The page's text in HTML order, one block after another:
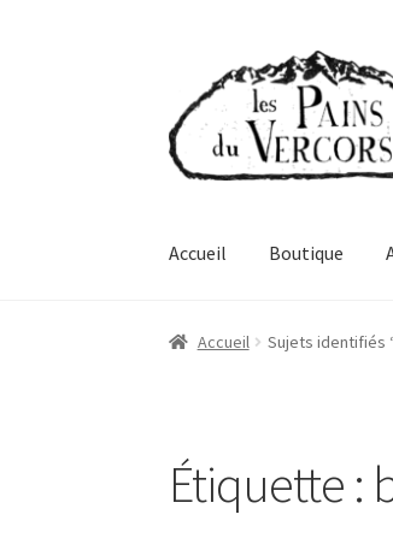
la
navigation
contenu
Accueil Boutique
Accueil Sujets identifiés
Étiquette :